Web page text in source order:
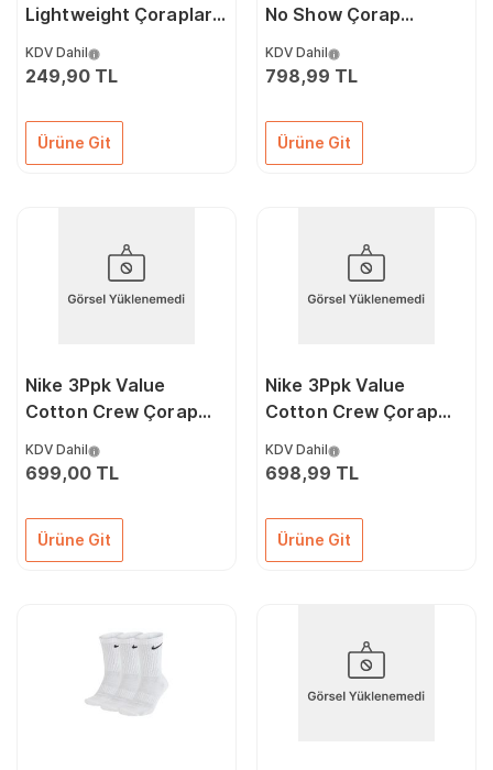
Lightweight Çoraplar
KDV Dahil
249,90 TL
Ürüne Git
No Show Çorap
KDV Dahil
798,99 TL
Ürüne Git
Nike 3Ppk Value
Cotton Crew Çorap
KDV Dahil
699,00 TL
Ürüne Git
Nike 3Ppk Value
Cotton Crew Çorap
KDV Dahil
698,99 TL
Ürüne Git